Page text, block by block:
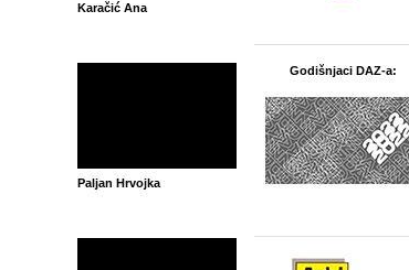
Karačić Ana
Paljan Hrvojka
Godišnjaci DAZ-a: